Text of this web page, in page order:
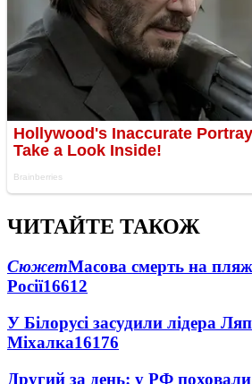
ЧИТАЙТЕ ТАКОЖ
СюжетМасова смерть на
Росії16612
У Білорусі засудили лідера
Міхалка16176
Другий за день: у РФ